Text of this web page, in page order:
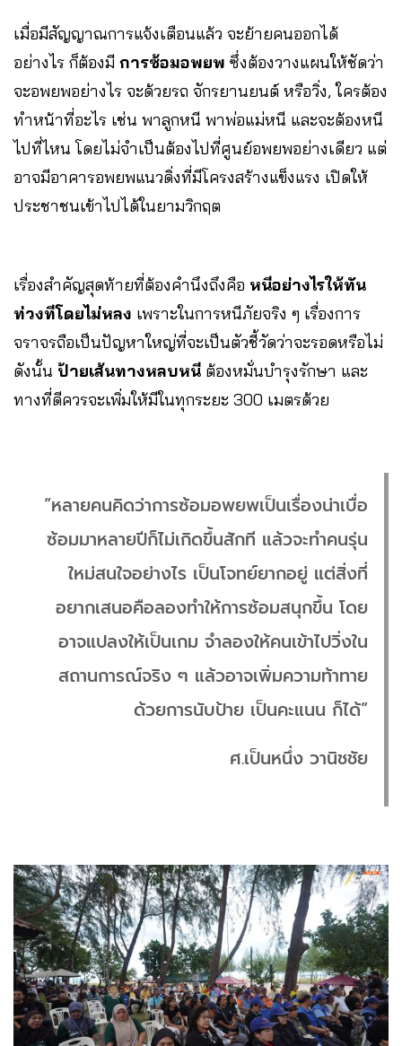
เมื่อมีสัญญาณการแจ้งเตือนแล้ว จะย้ายคนออกได้
อย่างไร ก็ต้องมี การซ้อมอพยพ ซึ่งต้องวางแผนให้ชัดว่า
จะอพยพอย่างไร จะด้วยรถ จักรยานยนต์ หรือวิ่ง, ใครต้อง
ทำหน้าที่อะไร เช่น พาลูกหนี พาพ่อแม่หนี และจะต้องหนี
ไปที่ไหน โดยไม่จำเป็นต้องไปที่ศูนย์อพยพอย่างเดียว แต่
อาจมีอาคารอพยพแนวดิ่งที่มีโครงสร้างแข็งแรง เปิดให้
ประชาชนเข้าไปได้ในยามวิกฤต
เรื่องสำคัญสุดท้ายที่ต้องคำนึงถึงคือ หนีอย่างไรให้ทัน
ท่วงทีโดยไม่หลง เพราะในการหนีภัยจริง ๆ เรื่องการ
จราจรถือเป็นปัญหาใหญ่ที่จะเป็นตัวชี้วัดว่าจะรอดหรือไม่
ดังนั้น ป้ายเส้นทางหลบหนี ต้องหมั่นบำรุงรักษา และ
ทางที่ดีควรจะเพิ่มให้มีในทุกระยะ 300 เมตรด้วย
“หลายคนคิดว่าการซ้อมอพยพเป็นเรื่องน่าเบื่อ
ซ้อมมาหลายปีก็ไม่เกิดขึ้นสักที แล้วจะทำคนรุ่น
ใหม่สนใจอย่างไร เป็นโจทย์ยากอยู่ แต่สิ่งที่
อยากเสนอคือลองทำให้การซ้อมสนุกขึ้น โดย
อาจแปลงให้เป็นเกม จำลองให้คนเข้าไปวิ่งใน
สถานการณ์จริง ๆ แล้วอาจเพิ่มความท้าทาย
ด้วยการนับป้าย เป็นคะแนน ก็ได้”
ศ.เป็นหนึ่ง วานิชชัย